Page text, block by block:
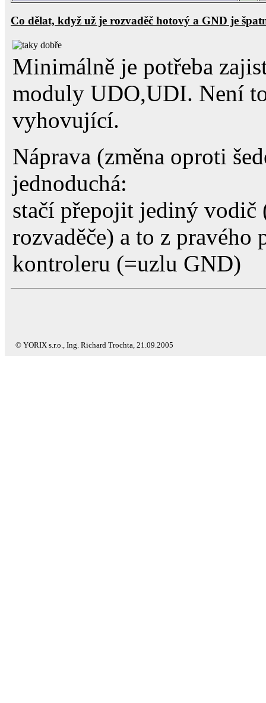
Co dělat, když už je rozvaděč hotový a GND je
Minimálně je potřeba
moduly UDO,UDI. Není
vyhovující.
Náprava (změna oproti
jednoduchá:
stačí přepojit jediný
rozvaděče) a to z
kontroleru (=uzlu GND)
© YORIX s.r.o., Ing. Richard Trochta, 21.09.2005